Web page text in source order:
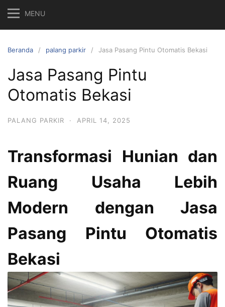
MENU
Beranda palang parkir Jasa Pasang Pintu Otomatis Bekasi
Jasa Pasang Pintu
Otomatis Bekasi
PALANG PARKIR · APRIL 14, 2025
Transformasi Hunian dan
Ruang Usaha Lebih
Modern dengan Jasa
Pasang Pintu Otomatis
Bekasi